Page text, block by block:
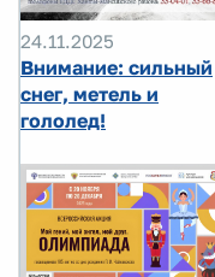
24.11.2025
Внимание: сильный
снег, метель и
гололед!